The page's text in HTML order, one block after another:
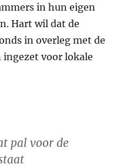
in hun eigen
Hart wil dat de
in overleg met de
ingezet voor lokale
pal voor de